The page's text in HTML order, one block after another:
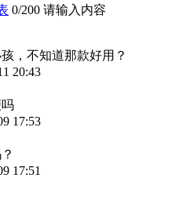
0/200 请输入内容
，不知道那款好用？
20:43
17:53
17:51